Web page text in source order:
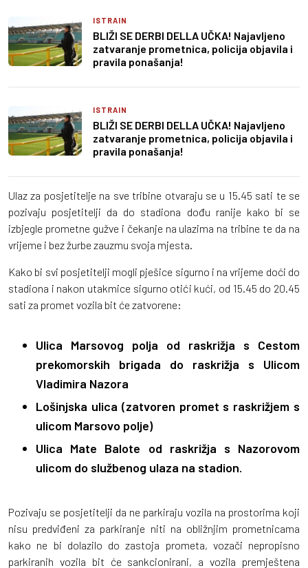
ISTRAIN
BLIŽI SE DERBI DELLA UČKA! Najavljeno
zatvaranje prometnica, policija objavila i
pravila ponašanja!
ISTRAIN
BLIŽI SE DERBI DELLA UČKA! Najavljeno
zatvaranje prometnica, policija objavila i
pravila ponašanja!
Ulaz za posjetitelje na sve tribine otvaraju se u 15.45 sati te se
pozivaju posjetitelji da do stadiona dođu ranije kako bi se
izbjegle prometne gužve i čekanje na ulazima na tribine te da na
vrijeme i bez žurbe zauzmu svoja mjesta.
Kako bi svi posjetitelji mogli pješice sigurno i na vrijeme doći do
stadiona i nakon utakmice sigurno otići kući, od 15.45 do 20.45
sati za promet vozila bit će zatvorene:
Ulica Marsovog polja od raskrižja s Cestom
prekomorskih brigada do raskrižja s Ulicom
Vladimira Nazora
Lošinjska ulica (zatvoren promet s raskrižjem s
ulicom Marsovo polje)
Ulica Mate Balote od raskrižja s Nazorovom
ulicom do službenog ulaza na stadion.
Pozivaju se posjetitelji da ne parkiraju vozila na prostorima koji
nisu predviđeni za parkiranje niti na obližnjim prometnicama
kako ne bi dolazilo do zastoja prometa, vozači nepropisno
parkiranih vozila bit će sankcionirani, a vozila premještena